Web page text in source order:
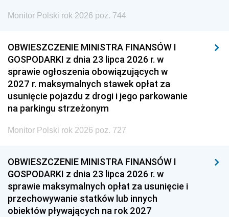
Monitor Polski rok 2026 poz. 744
OBWIESZCZENIE MINISTRA FINANSÓW I
GOSPODARKI z dnia 23 lipca 2026 r. w
sprawie ogłoszenia obowiązujących w
2027 r. maksymalnych stawek opłat za
usunięcie pojazdu z drogi i jego parkowanie
na parkingu strzeżonym
Monitor Polski rok 2026 poz. 727
OBWIESZCZENIE MINISTRA FINANSÓW I
GOSPODARKI z dnia 23 lipca 2026 r. w
sprawie maksymalnych opłat za usunięcie i
przechowywanie statków lub innych
obiektów pływających na rok 2027